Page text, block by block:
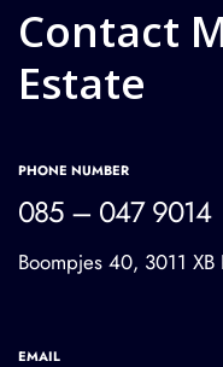
Contact
Estate
PHONE NUMBER
085 – 047 9014
Boompjes 40, 3011 XB
EMAIL